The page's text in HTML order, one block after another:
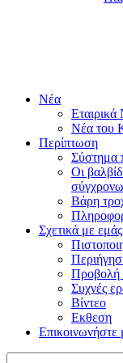
Νέα
Εταιρικά
Νέα του
Περίπτωση
Σύστημα
Οι
Βάρη
Σχετικά με εμάς
Προβολή
Συχνές
Βίντεο
Εκθεση
Επικοινωνήστε